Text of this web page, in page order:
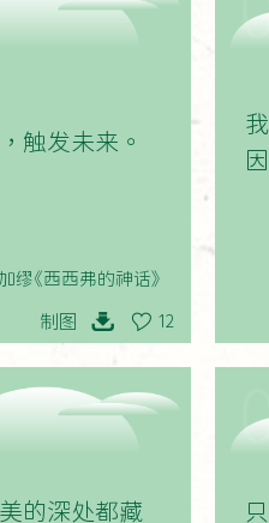
触发未来。
缪《西西弗的神话》
制图 12
的深处都藏